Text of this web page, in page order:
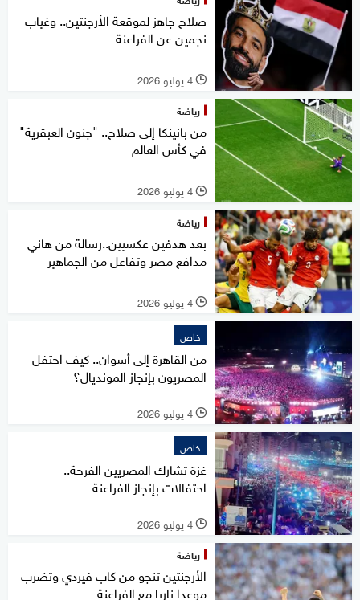
صلاح جاهز لموقعة الأرجنتين.. وغياب
نجمين عن الفراعنة
l 4 يوليو 2026
رياضة
من بانينكا إلى صلاح.. "جنون العبقرية"
في كأس العالم
l 4 يوليو 2026
رياضة
بعد هدفين عكسيين..رسالة من هاني
مدافع مصر وتفاعل من الجماهير
l 4 يوليو 2026
خاص
من القاهرة إلى أسوان.. كيف احتفل
المصريون بإنجاز المونديال؟
l 4 يوليو 2026
خاص
غزة تشارك المصريين الفرحة..
احتفالات بإنجاز الفراعنة
l 4 يوليو 2026
رياضة
الأرجنتين تنجو من كاب فيردي وتضرب
موعدا ناريا مع الفراعنة